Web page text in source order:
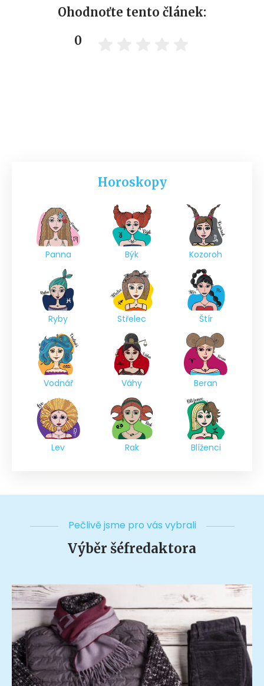
Ohodnoťte tento článek:
0
Horoskopy
Panna Býk Kozoroh
Ryby Střelec Štír
Vodnář Váhy Beran
Lev Rak Blíženci
Pečlivě jsme pro vás vybrali
Výběr šéfredaktora